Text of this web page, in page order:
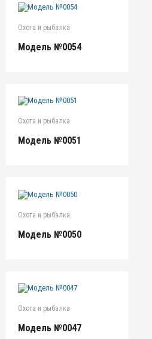
Охота и рыбалка
Модель №0054
Охота и рыбалка
Модель №0051
Охота и рыбалка
Модель №0050
Охота и рыбалка
Модель №0047